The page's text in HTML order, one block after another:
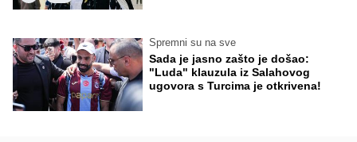
Spremni su na sve
Sada je jasno zašto je došao:
"Luda" klauzula iz Salahovog
ugovora s Turcima je otkrivena!